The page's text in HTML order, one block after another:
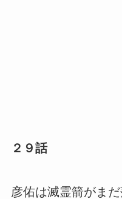
２９話
彦佑は滅霊箭がま